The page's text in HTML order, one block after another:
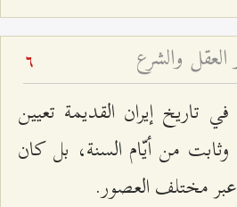
العقل والشرع 6
تاريخ إيران القديمة تعيين
من أيّام السنة، بل كان
عبر مختلف العصور.